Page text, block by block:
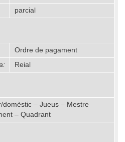
parcial
Ordre de pagament
Reial
domèstic – Jueus – Mestre
– Quadrant